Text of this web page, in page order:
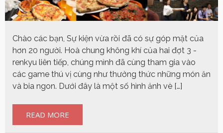
Chào các bạn, Sự kiện vừa rồi đã có sự góp mặt của
hơn 20 người. Hoà chung không khí của hai đợt 3 -
renkyu liên tiếp, chúng mình đã cùng tham gia vào
các game thú vị cùng như thưởng thức những món ăn
và bia ngon. Dưới đây là một số hình ảnh vè […]
READ MORE